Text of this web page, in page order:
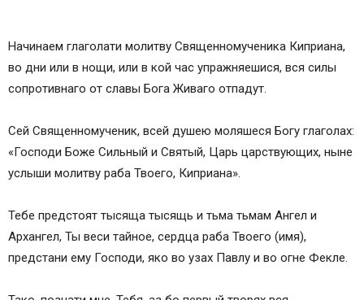
Начинаем глаголати молитву Священномученика Киприана,
во дни или в нощи, или в кой час упражняешися, вся силы
сопротивнаго от славы Бога Живаго отпадут.
Сей Священномученик, всей душею моляшеся Богу глаголах:
«Господи Боже Сильный и Святый, Царь царствующих, ныне
услыши молитву раба Твоего, Киприана».
Тебе предстоят тысяща тысящь и тьма тьмам Ангел и
Архангел, Ты веси тайное, сердца раба Твоего (имя),
предстани ему Господи, яко во узах Павлу и во огне Фекле.